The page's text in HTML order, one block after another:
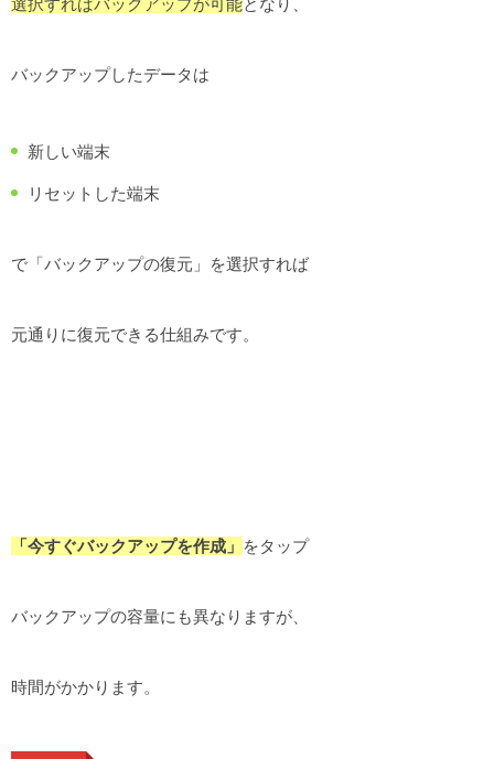
バックアップしたデータは
新しい端末
リセットした端末
で「バックアップの復元」を選択すれば
元通りに復元できる仕組みです。
「今すぐバックアップを作成」 をタップ
バックアップの容量にも異なりますが、
時間がかかります。